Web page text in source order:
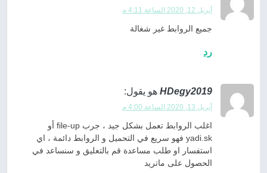
أبريل 12, 2020 الساعة 4:11 م
جميع الروابط غير شغالة
رد
HDegy2019 هو يقول:
أبريل 13, 2020 الساعة 4:00 م
اغلب الروابط تعمل بشكل جيد ، جرب file-up أو
yadi.sk فهو سريع في التحميل و الروابط دائمة ، اي
استفسار او طلب مساعدة قم بالتعليق و سنساعد في
الحصول على ماتريد